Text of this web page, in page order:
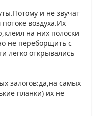
и не звучат
воздуха.Их
на них полоски
не переборщить с
легко открывались
залогов:да,на самых
планки) их не